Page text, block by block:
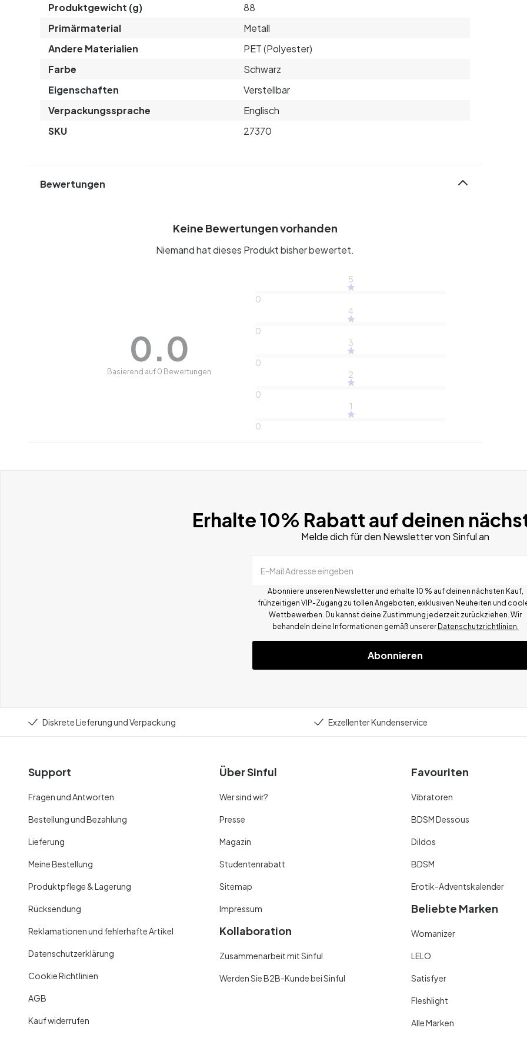
Produktgewicht (g)
88
Primärmaterial
Metall
Andere Materialien
PET (Polyester)
Farbe
Schwarz
Eigenschaften
Verstellbar
Verpackungssprache
Englisch
SKU
27370
Bewertungen
Keine Bewertungen vorhanden
Niemand hat dieses Produkt bisher bewertet.
0.0
Basierend auf 0 Bewertungen
5
0
4
0
3
0
2
0
1
0
Erhalte 10% Rabatt auf deinen
Melde dich für den Newsletter von Sinful an
E-Mail Adresse eingeben
Abonniere unseren Newsletter und erhalte 10 % auf deinen nächsten Kauf,
frühzeitigen VIP-Zugang zu tollen Angeboten, exklusiven Neuheiten und
Wettbewerben. Du kannst deine Zustimmung jederzeit zurückziehen. Wir
behandeln deine Informationen gemäß unserer Datenschutzrichtlinien.
Abonnieren
Diskrete Lieferung und Verpackung Exzellenter Kundenservice
Support
Fragen und Antworten
Bestellung und Bezahlung
Lieferung
Meine Bestellung
Produktpflege & Lagerung
Rücksendung
Reklamationen und fehlerhafte Artikel
Datenschutzerklärung
Cookie Richtlinien
AGB
Kauf widerrufen
Über Sinful
Wer sind wir?
Presse
Magazin
Studentenrabatt
Sitemap
Impressum
Kollaboration
Zusammenarbeit mit Sinful
Werden Sie B2B-Kunde bei Sinful
Favouriten
Vibratoren
BDSM Dessous
Dildos
BDSM
Erotik-Adventskalender
Beliebte Marken
Womanizer
LELO
Satisfyer
Fleshlight
Alle Marken